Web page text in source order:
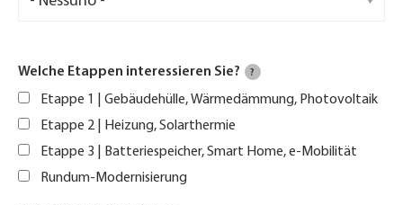
Welche Etappen interessieren Sie? ?
Etappe 1 | Gebäudehülle, Wärmedämmung, Photovoltaik
Etappe 2 | Heizung, Solarthermie
Etappe 3 | Batteriespeicher, Smart Home, e-Mobilität
Rundum-Modernisierung